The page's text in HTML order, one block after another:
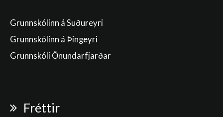
Grunnskólinn á Suðureyri
Grunnskólinn á Þingeyri
Grunnskóli Önundarfjarðar
Fréttir